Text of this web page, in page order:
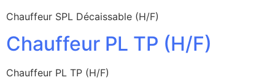
Chauffeur SPL Décaissable (H/F)
Chauffeur PL TP (H/F)
Chauffeur PL TP (H/F)